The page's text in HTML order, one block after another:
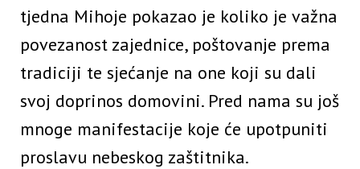
tjedna Mihoje pokazao je koliko je važna
povezanost zajednice, poštovanje prema
tradiciji te sjećanje na one koji su dali
svoj doprinos domovini. Pred nama su još
mnoge manifestacije koje će upotpuniti
proslavu nebeskog zaštitnika.